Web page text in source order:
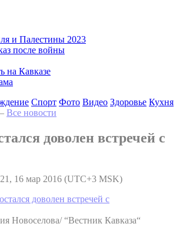
и Палестины 2023
после войны
на Кавказе
Спорт Фото Видео Здоровье Кухня
Все новости
доволен встречей с
16 мар 2016 (UTC+3 MSK)
Новоселова/ “Вестник Кавказа“